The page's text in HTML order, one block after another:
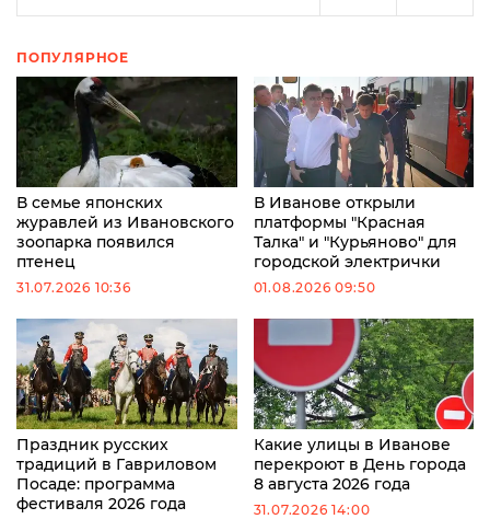
ПОПУЛЯРНОЕ
В семье японских
журавлей из Ивановского
зоопарка появился
птенец
31.07.2026 10:36
В Иванове открыли
платформы "Красная
Талка" и "Курьяново" для
городской электрички
01.08.2026 09:50
Праздник русских
традиций в Гавриловом
Посаде: программа
фестиваля 2026 года
Какие улицы в Иванове
перекроют в День города
8 августа 2026 года
31.07.2026 14:00